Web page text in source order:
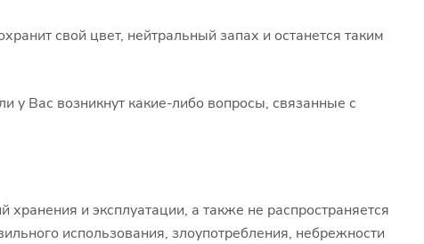
свой цвет, нейтральный запах и останется таким
у Вас возникнут какие-либо вопросы, связанные с
и эксплуатации, а также не распространяется
использования, злоупотребления, небрежности